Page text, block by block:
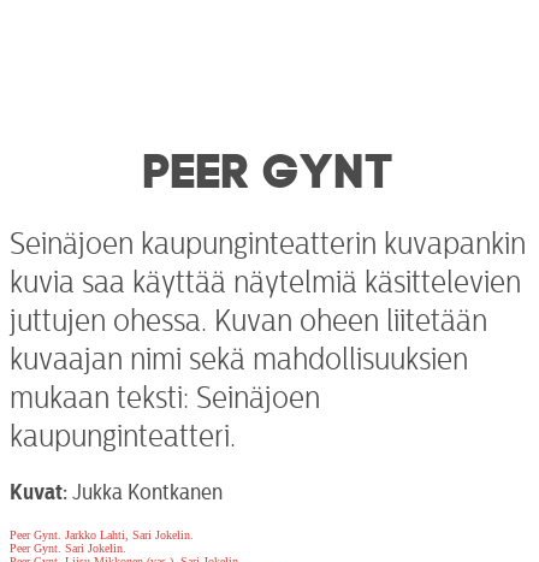
PEER GYNT
Seinäjoen kaupunginteatterin kuvapankin
kuvia saa käyttää näytelmiä käsittelevien
juttujen ohessa. Kuvan oheen liitetään
kuvaajan nimi sekä mahdollisuuksien
mukaan teksti: Seinäjoen
kaupunginteatteri.
Kuvat: Jukka Kontkanen
Peer Gynt. Jarkko Lahti, Sari Jokelin.
Peer Gynt. Sari Jokelin.